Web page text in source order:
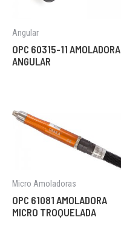
Angular
OPC 60315-11 AMOLADORA
ANGULAR
Micro Amoladoras
OPC 61081 AMOLADORA
MICRO TROQUELADA